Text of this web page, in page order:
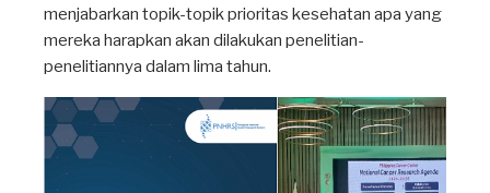
menjabarkan topik-topik prioritas kesehatan apa yang
mereka harapkan akan dilakukan penelitian-
penelitiannya dalam lima tahun.